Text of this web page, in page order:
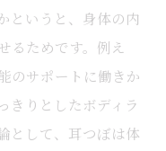
というと、身体の内
るためです。例え
のサポートに働きか
きりとしたボディラ
として、耳つぼは体